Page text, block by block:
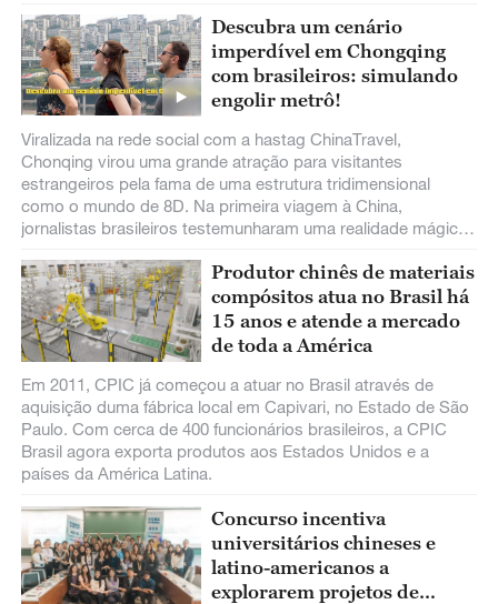
Descubra um cenário
imperdível em Chongqing
com brasileiros: simulando
engolir metrô!
Viralizada na rede social com a hastag ChinaTravel,
Chonqing virou uma grande atração para visitantes
estrangeiros pela fama de uma estrutura tridimensional
como o mundo de 8D. Na primeira viagem à China,
jornalistas brasileiros testemunharam uma realidade mágica
residenciais.
Produtor chinês de materiais
compósitos atua no Brasil há
15 anos e atende a mercado
de toda a América
Em 2011, CPIC já começou a atuar no Brasil através de
aquisição duma fábrica local em Capivari, no Estado de São
Paulo. Com cerca de 400 funcionários brasileiros, a CPIC
Brasil agora exporta produtos aos Estados Unidos e a
países da América Latina.
Concurso incentiva
universitários chineses e
latino-americanos a
explorarem projetos de